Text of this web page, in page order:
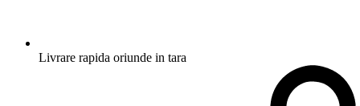
Livrare rapida oriunde in tara